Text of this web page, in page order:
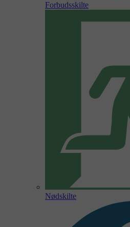
Forbudsskilte
Nødskilte